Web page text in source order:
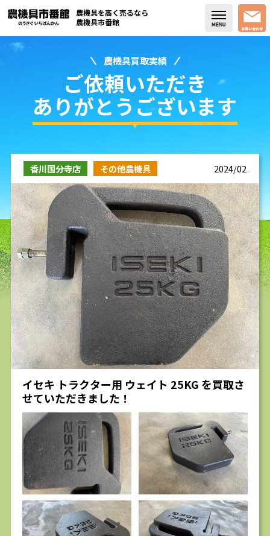
買取実績
コラム・スタッフブログ
取り扱い商品
販売中の農機具
よく頂く質問
お問い合わせ
求人
農機具を高く売るなら
農機具市番館
農機具買取実績
ご依頼いただき
ありがとうございます
香川国分寺店 その他農機具 2024/02
イセキ トラクター用 ウェイト 25KG を買取さ
せていただきました！